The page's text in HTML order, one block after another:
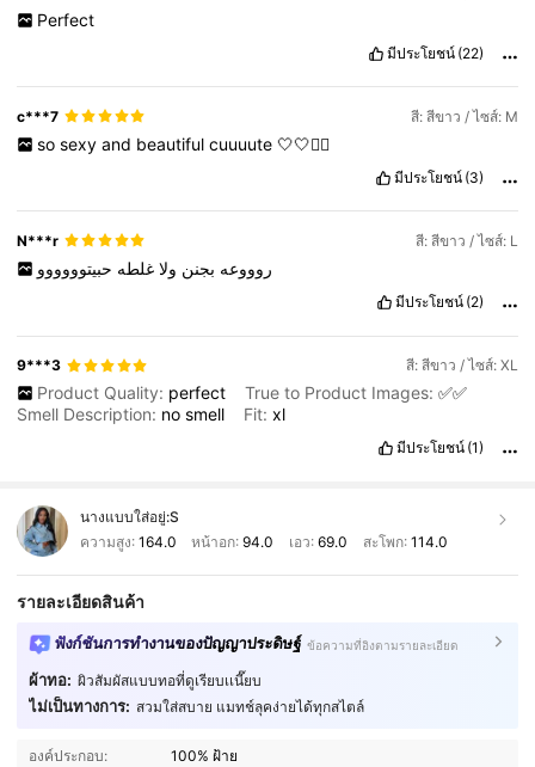
Perfect
มีประโยชน์ (22)
c***7 สี: สีขาว / ไซส์: M
so sexy and beautiful cuuuute 🤍🤍❤️‍🔥
มีประโยชน์ (3)
N***r สี: สีขาว / ไซส์: L
روووعه بجنن ولاغلطه حبيتوووووو
มีประโยชน์ (2)
9***3 สี: สีขาว / ไซส์: XL
Product Quality: perfect True to Product Images: ✅✅
Smell Description: nosmell Fit:xl
มีประโยชน์ (1)
นางแบบใส่อยู่:S
ความสูง: 164.0 หน้าอก:94.0 เอว: 69.0 สะโพก: 114.0
รายละเอียดสินค้า
ฟังก์ชันการทำงานของปัญญาประดิษฐ์ ข้อความที่อิงตามรายละเอียด
ผ้าทอ: ผิวสัมผัสแบบทอที่ดูเรียบเเนี๊ยบ
ไม่เป็นทางการ: สวมใส่สบาย แมทช์ลุคง่ายได้ทุกสไตล์
องค์ประกอบ: 100% ฝ้าย
1.1M ผู้ติดตาม